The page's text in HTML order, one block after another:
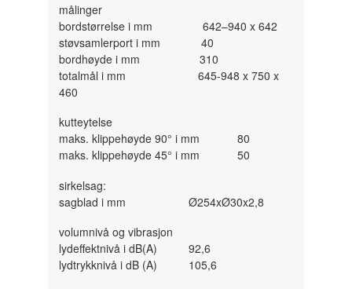
målinger
bordstørrelse i mm 642–940 x 642
støvsamlerport i mm 40
bordhøyde i mm 310
totalmål i mm 645-948 x 750 x
460
kutteytelse
maks. klippehøyde 90° i mm 80
maks. klippehøyde 45° i mm 50
sirkelsag:
sagblad i mm Ø254xØ30x2,8
volumnivå og vibrasjon
lydeffektnivå i dB(A) 92,6
lydtrykknivå i dB (A) 105,6